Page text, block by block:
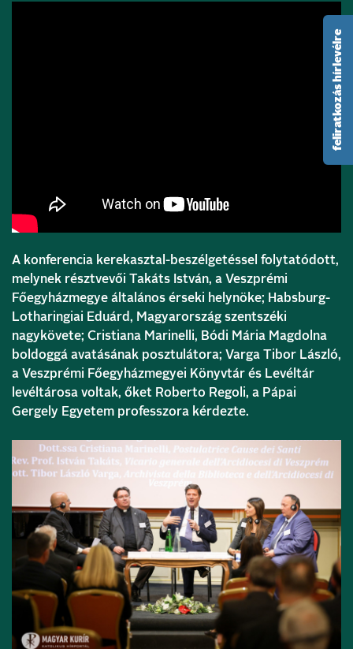
A konferencia kerekasztal-beszélgetéssel folytatódott,
melynek résztvevői Takáts István, a Veszprémi
Főegyházmegye általános érseki helynöke; Habsburg-
Lotharingiai Eduárd, Magyarország szentszéki
nagykövete; Cristiana Marinelli, Bódi Mária Magdolna
boldoggá avatásának posztulátora; Varga Tibor László,
a Veszprémi Főegyházmegyei Könyvtár és Levéltár
levéltárosa voltak, őket Roberto Regoli, a Pápai
Gergely Egyetem professzora kérdezte.
feliratkozás hírlevélre